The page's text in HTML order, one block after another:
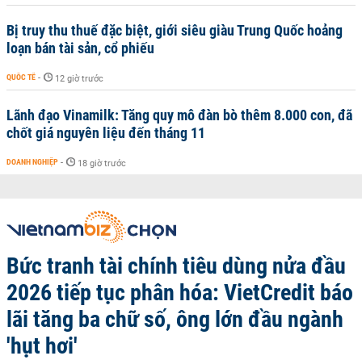
Bị truy thu thuế đặc biệt, giới siêu giàu Trung Quốc hoảng
loạn bán tài sản, cổ phiếu
QUỐC TẾ - 12 giờ trước
Lãnh đạo Vinamilk: Tăng quy mô đàn bò thêm 8.000 con, đã
chốt giá nguyên liệu đến tháng 11
DOANH NGHIỆP - 18 giờ trước
Bức tranh tài chính tiêu dùng nửa đầu
2026 tiếp tục phân hóa: VietCredit báo
lãi tăng ba chữ số, ông lớn đầu ngành
'hụt hơi'